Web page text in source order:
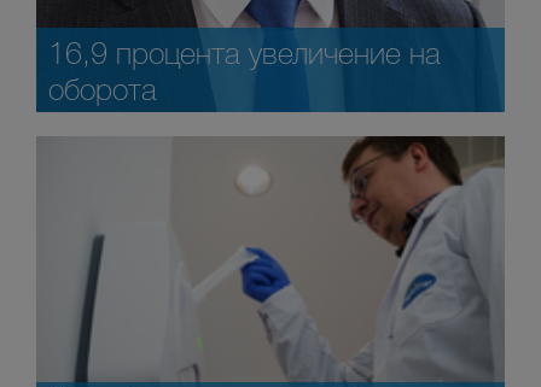
16,9 процента увеличение на
оборота